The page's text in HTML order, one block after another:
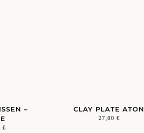
–
€
CLAY PLATE ATON
27,00 €